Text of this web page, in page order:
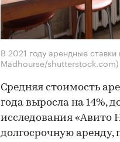
В 2021 году арендные
Madhourse/shutterstock.com)
Средняя стоимость
года выросла на 14%,
исследования «Авито
долгосрочную